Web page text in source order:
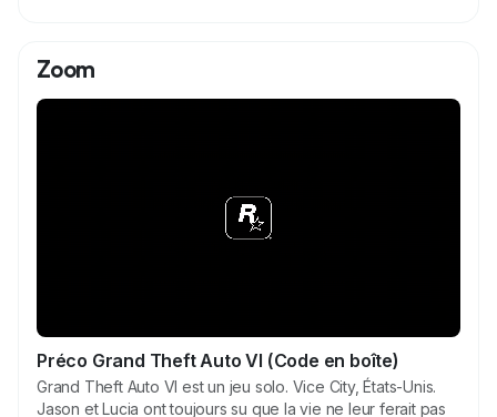
Zoom
Préco Grand Theft Auto VI (Code en boîte)
Grand Theft Auto VI est un jeu solo. Vice City, États-Unis.
Jason et Lucia ont toujours su que la vie ne leur ferait pas